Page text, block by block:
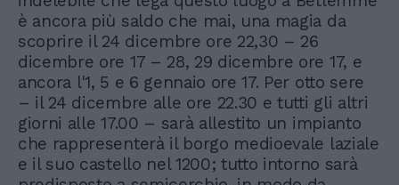
è ancora più saldo che mai, una magia da
scoprire il 24 dicembre ore 22,30 – 26
dicembre ore 17 – 28, 29 dicembre ore 17, e
ancora l'1, 5 e 6 gennaio ore 17. Per otto sere
– il 24 dicembre alle ore 22.30 e tutti gli altri
giorni alle 17.00 – sarà allestito un impianto
che rappresenterà il borgo medioevale laziale
e il suo castello nel 1200; tutto intorno sarà